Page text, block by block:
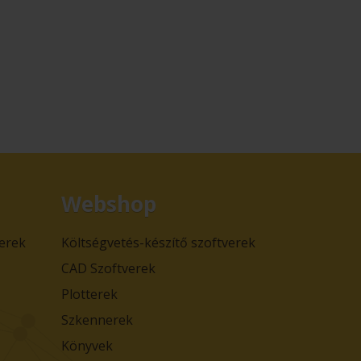
Webshop
Költségvetés-készítő szoftverek
CAD Szoftverek
Plotterek
Szkennerek
Könyvek